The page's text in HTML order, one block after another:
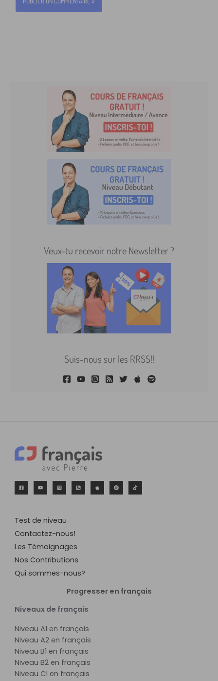
Veux-tu recevoir notre Newsletter ?
Suis-nous sur les RRSS!!
Test de niveau
Contactez-nous!
Les Témoignages
Nos Contributions
Qui sommes-nous?
Progresser en français
Niveaux de français
Niveau A1 en français
Niveau A2 en français
Niveau B1 en français
Niveau B2 en français
Niveau C1 en français